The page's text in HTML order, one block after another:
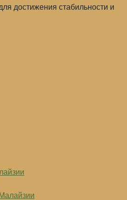
достижения стабильности и